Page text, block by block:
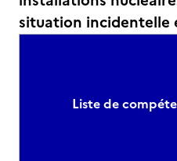
situation incidentelle
Liste de